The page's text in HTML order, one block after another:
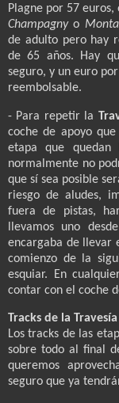
Plagne por 57
Champagnyo
de adulto pero hay
de 65 años. Hay
seguro, y un euro
reembolsable.
- Para repetir la
coche de apoyo
etapa que
normalmente no
que sí sea posible
riesgo de aludes,
fuera de pistas,
llevamos uno desde
encargaba de llevar
comienzo de la
esquiar. En
contar con el coche
Tracks de la
Los tracks de las
sobre todo al final
queremos
seguro que ya